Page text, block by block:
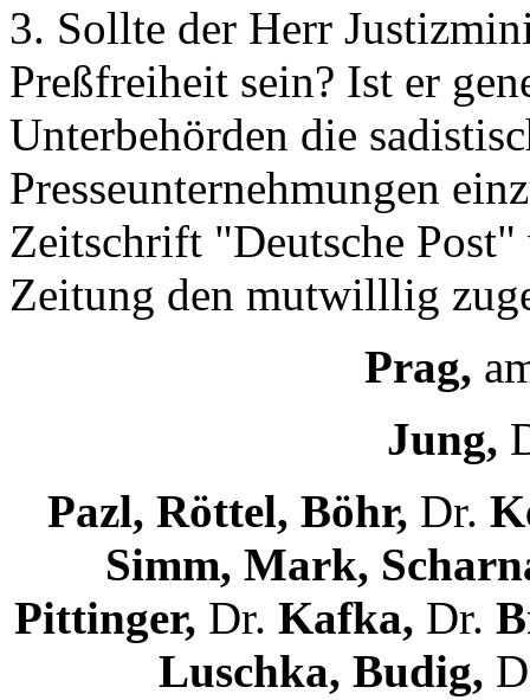
3. Sollte der Herr
Preßfreiheit sein? Ist er
Unterbehörden die
Presseunternehmungen
Zeitschrift "Deutsche
Zeitung den mutwilllig
Prag,
Jung,
Pazl, Röttel, Böhr, Dr.
Simm, Mark,
Pittinger, Dr. Kafka, Dr.
Luschka, Budig,